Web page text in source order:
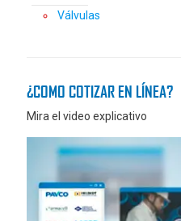
Válvulas
¿COMO COTIZAR EN LÍNEA?
Mira el video explicativo